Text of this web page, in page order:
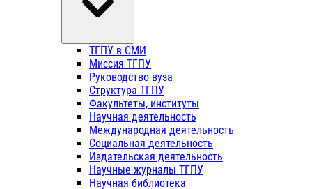
ТГПУ в СМИ
Миссия ТГПУ
Руководство вуза
Структура ТГПУ
Факультеты, институты
Научная деятельность
Международная деятельность
Социальная деятельность
Издательская деятельность
Научные журналы ТГПУ
Научная библиотека